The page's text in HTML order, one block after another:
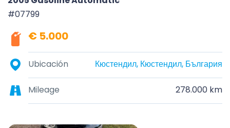
#07799
€ 5.000
Ubicación Кюстендил, Кюстендил, България
Mileage 278.000 km